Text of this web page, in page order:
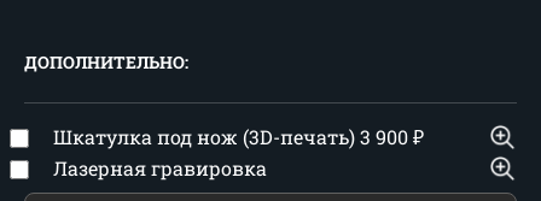
ДОПОЛНИТЕЛЬНО:
Шкатулка под нож (3D-печать)3 900₽
Лазерная гравировка